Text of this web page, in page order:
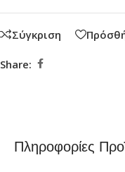
Σύγκριση
Share:
Πληροφορίες